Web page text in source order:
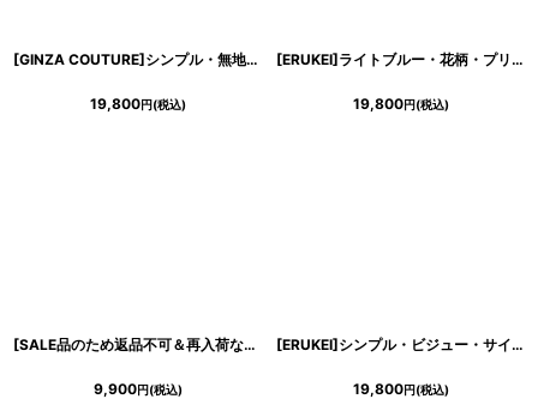
[GINZA COUTURE]シンプル・無地・縦フリル・ノースリーブ・Aライン・フレア・ミディアムドレス・ワンピース[山崎みどり着用][送料無料]mypk
19,800円(税込)
[ERUKEI]ライトブルー・花柄・プリント・リボン・ノースリーブ・Aライン・フレア・膝丈・ミニドレス・ワンピース[山崎みどり着用][送料無料]
19,800円(税込)
[SALE品のため返品不可＆再入荷なしの現品限り][ERUKEI]ホワイトベース・レッド・花柄・パフスリーブ・タイト・ミニドレス・ワンピース[黒木麗奈着用]
9,900円(税込)
[ERUKEI]シンプル・ビジュー・サイドタック・半袖・タイト・膝丈・ミディアムドレス・ワンピース[山崎みどり・薗田杏奈着用][送料無料]mypl
19,800円(税込)